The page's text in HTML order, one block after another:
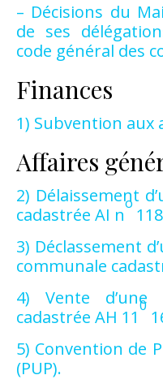
– Décisions du
de ses
code général des
Finances
1) Subvention aux
Affaires
2) Délaissement
cadastrée AI n
o
3) Déclassement
communale
4) Vente
cadastrée AH 11
0
5) Convention de
(PUP).